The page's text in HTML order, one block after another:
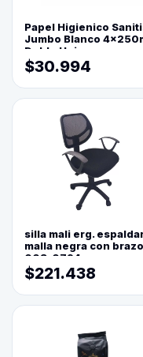
Papel Higienico
Jumbo Blanco
Doble Hoja
$30.994
silla mali erg.
malla negra con
003-0794
$221.438